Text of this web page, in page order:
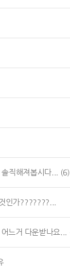
직해져봅시다... (6)
인가???????...
느거 다운받나요...